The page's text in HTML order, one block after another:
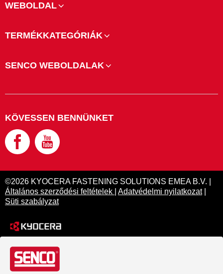
WEBOLDAL
TERMÉKKATEGÓRIÁK
SENCO WEBOLDALAK
KÖVESSEN BENNÜNKET
©2026 KYOCERA FASTENING SOLUTIONS EMEA B.V. |
Általános szerződési feltételek
Adatvédelmi nyilatkozat|
Süti szabályzat